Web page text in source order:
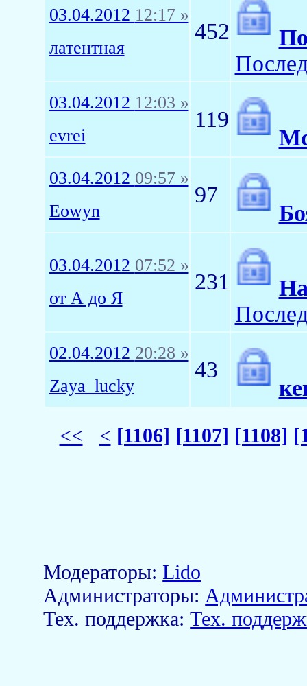
03.04.2012 12:17 »
латентная
452
03.04.2012 12:03 »
evrei
119
03.04.2012 09:57 »
Eowyn
97
03.04.2012 07:52 »
от А до Я
231
02.04.2012 20:28 »
Zaya_lucky
43
<< < [1106] [1107] [1108]
Модераторы:Lido
Aдминистраторы:
Тех. поддержка:Тех.